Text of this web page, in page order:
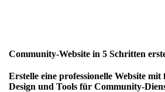
Community-Website in 5 Schritten
Erstelle eine professionelle Website
Design und Tools für Community-